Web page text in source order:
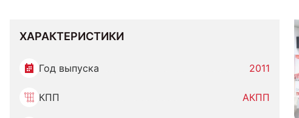
ХАРАКТЕРИСТИКИ
Год выпуска 2011
КПП АКПП